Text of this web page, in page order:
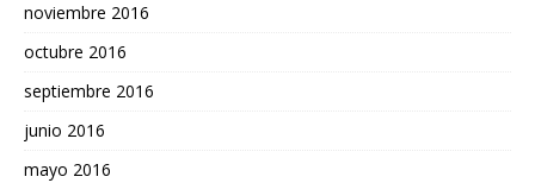
noviembre 2016
octubre 2016
septiembre 2016
junio 2016
mayo 2016